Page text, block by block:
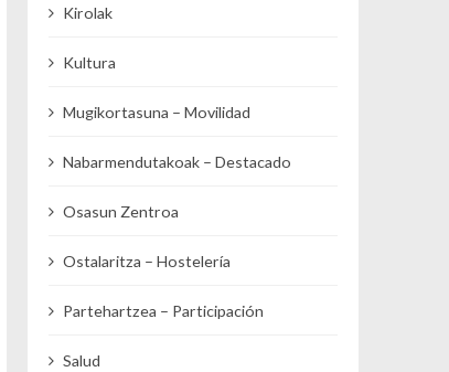
Kirolak
Kultura
Mugikortasuna – Movilidad
Nabarmendutakoak – Destacado
Osasun Zentroa
Ostalaritza – Hostelería
Partehartzea – Participación
Salud